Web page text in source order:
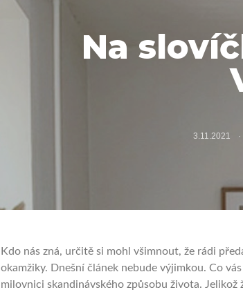
Na
3.11.2021
Kdo nás zná, určitě si mohl všimnout, že rádi
okamžiky. Dnešní článek nebude výjimkou. Co
milovnici skandinávského způsobu života. Jelikož